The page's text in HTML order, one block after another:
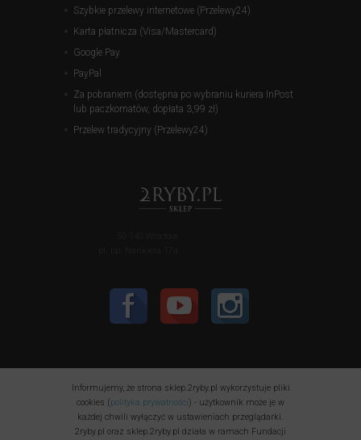
Szybkie przelewy internetowe (Przelewy24)
Karta płatnicza (Visa/Mastercard)
Google Pay
PayPal
Za pobraniem (dostępna po wybraniu kuriera InPost
lub paczkomatów, dopłata 3,99 zł)
Przelew tradycyjny (Przelewy24)
Informujemy, że strona sklep.2ryby.pl wykorzystuje pliki
cookies (polityka prywatności) - użytkownik może je w
każdej chwili wyłączyć w ustawieniach przeglądarki.
2ryby.pl oraz sklep.2ryby.pl działa w ramach Fundacji